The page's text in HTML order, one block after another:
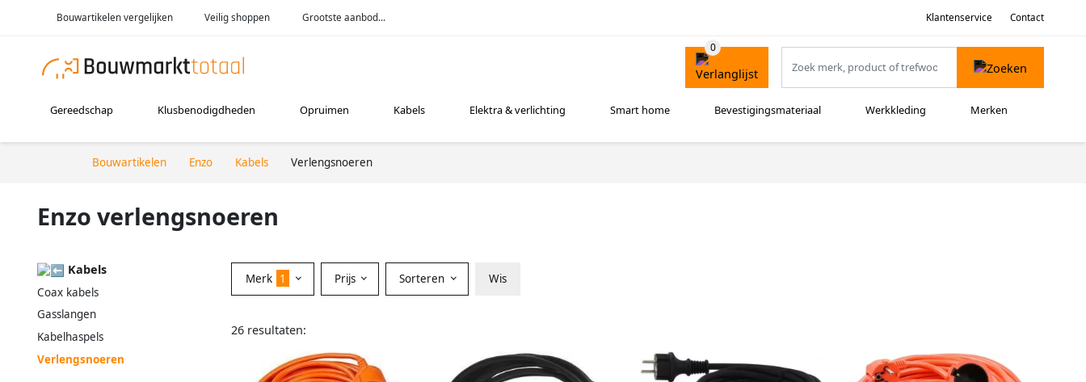
Bouwartikelen vergelijken Veilig shoppen Grootste aanbod... Klantenservice Contact
Gereedschap Klusbenodigdheden Opruimen Kabels Elektra & verlichting Smart home Bevestigingsmateriaal Werkkleding Merken
Bouwartikelen Enzo Kabels Verlengsnoeren
Enzo verlengsnoeren
Kabels
Coax kabels
Gasslangen
Kabelhaspels
Verlengsnoeren
Merk 1 Prijs Sorteren Wis
26 resultaten: